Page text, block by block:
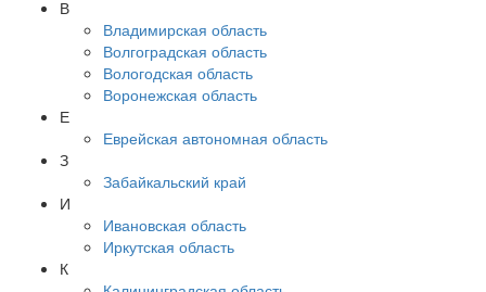
В
Владимирская область
Волгоградская область
Вологодская область
Воронежская область
Е
Еврейская автономная область
З
Забайкальский край
И
Ивановская область
Иркутская область
К